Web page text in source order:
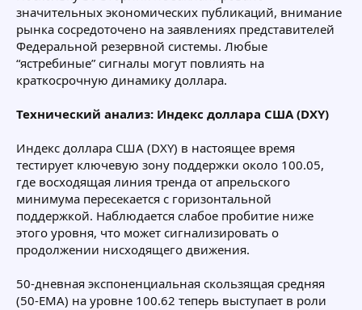
значительных экономических публикаций, внимание
рынка сосредоточено на заявлениях представителей
Федеральной резервной системы. Любые
“ястребиные” сигналы могут повлиять на
краткосрочную динамику доллара.
Технический анализ: Индекс доллара США (DXY)
Индекс доллара США (DXY) в настоящее время
тестирует ключевую зону поддержки около 100.05,
где восходящая линия тренда от апрельского
минимума пересекается с горизонтальной
поддержкой. Наблюдается слабое пробитие ниже
этого уровня, что может сигнализировать о
продолжении нисходящего движения.
50-дневная экспоненциальная скользящая средняя
(50-EMA) на уровне 100.62 теперь выступает в роли